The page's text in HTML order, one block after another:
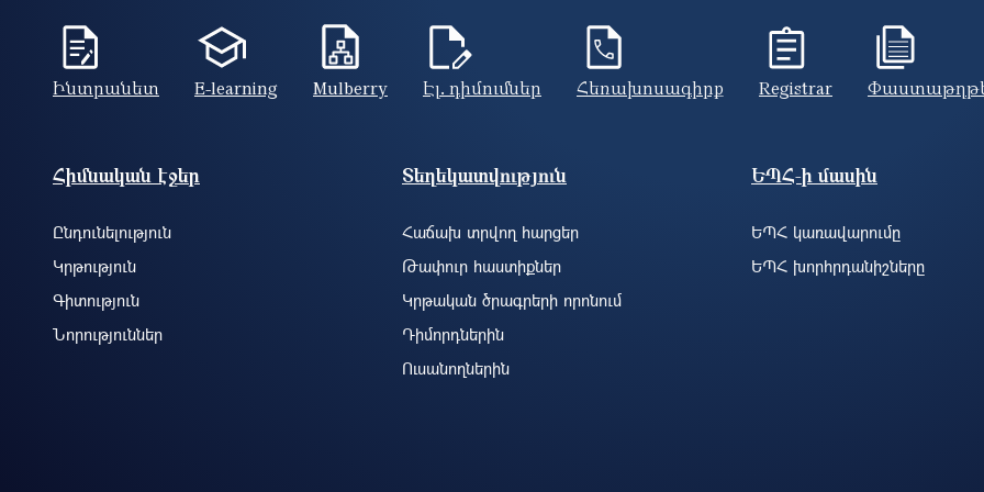
Ինտրանետ E-learning Mulberry Էլ. դիմումներ Հեռախոսագիրք Registrar
Footer site information
Հիմնական էջեր
Ընդունելություն
Կրթություն
Գիտություն
Նորություններ
Տեղեկատվություն
Հաճախ տրվող հարցեր
Թափուր հաստիքներ
Կրթական ծրագրերի որոնում
Դիմորդներին
Ուսանողներին
ԵՊՀ-ի մասին
ԵՊՀ կառավարումը
ԵՊՀ խորհրդանիշները